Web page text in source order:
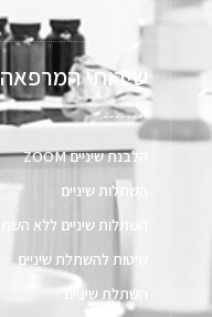
שירותי
הלבנת שיניים ZOOM
השתלות שיניים
השתלות שיניים ללא
שיטות להשתלת שיניים
השתלת שיניים